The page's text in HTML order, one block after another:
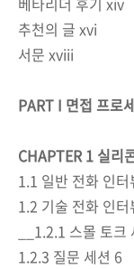
추천의 글 xvi
서문 xviii
PART I 면접 프로
CHAPTER 1 실리
1.1 일반 전화 인터
1.2 기술 전화 인
__1.2.1 스몰 토
1.2.3 질문 세션 6